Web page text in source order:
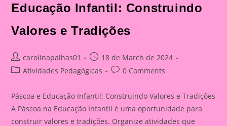
Educação Infantil: Construindo
Valores e Tradições
Post
author:
carolinapalhas01
Post
published:
18 de March de 2024
PostAtividades Pedagógicas
Post0 Comments
Páscoa e Educação Infantil: Construindo Valores e Tradições
A Páscoa na Educação Infantil é uma oportunidade para
construir valores e tradições. Organize atividades que